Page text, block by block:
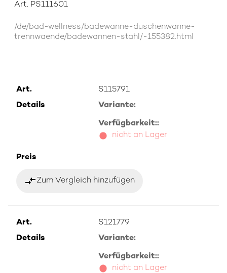
Art. PS111601
/de/bad-wellness/badewanne-duschenwanne-
trennwaende/badewannen-stahl/-155382.html
Art.
S115791
Details
Variante:
Verfügbarkeit::
nicht an Lager
Preis
compare_arrowsZum Vergleich hinzufügen
Art.
S121779
Details
Variante:
Verfügbarkeit::
nicht an Lager